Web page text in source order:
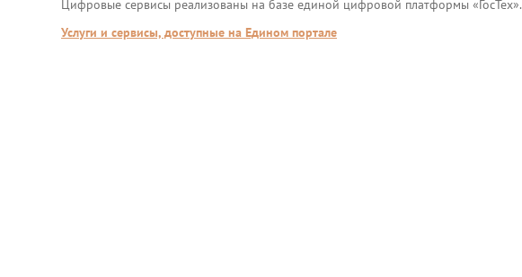
Цифровые сервисы реализованы на базе единой цифровой платформы «ГосТех».
Услуги и сервисы, доступные на Едином портале